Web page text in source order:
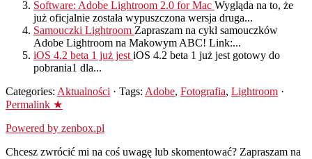
Software: Adobe Lightroom 2.0 for Mac Wygląda na to, że
już oficjalnie została wypuszczona wersja druga...
Samouczki Lightroom Zapraszam na cykl samouczków
Adobe Lightroom na Makowym ABC! Link:...
iOS 4.2 beta 1 już jest iOS 4.2 beta 1 już jest gotowy do
pobrania1 dla...
Categories: Aktualności · Tags: Adobe, Fotografia, Lightroom ·
Permalink ★
Powered by zenbox.pl
Chcesz zwrócić mi na coś uwagę lub skomentować? Zapraszam na